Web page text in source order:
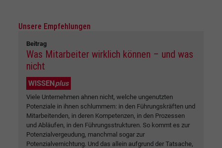
Unsere Empfehlungen
Beitrag
Was Mitarbeiter wirklich können – und was
nicht
WISSENplus
Viele Unternehmen ahnen nicht, welche ungenutzten
Potenziale in ihnen schlummern: in den Führungskräften und
Mitarbeitenden, in deren Kompetenzen, in den Prozessen
und Abläufen, in den Führungsstrukturen. So kommt es zur
Potenzialvergeudung, manchmal sogar zur
Potenzialvernichtung. Und das allein aufgrund der Tatsache,